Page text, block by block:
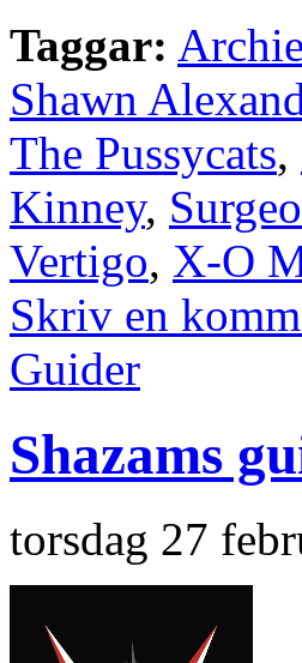
Taggar:
Shawn
The Pussycats,
Kinney,
Vertigo, X-O
Skriv en
Guider
Shazams
torsdag 27